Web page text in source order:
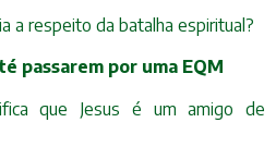
a respeito da batalha espiritual?
passarem por uma EQM
que Jesus é um amigo de